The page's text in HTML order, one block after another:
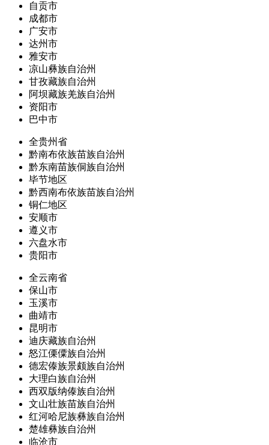
自贡市
成都市
广安市
达州市
雅安市
凉山彝族自治州
甘孜藏族自治州
阿坝藏族羌族自治州
资阳市
巴中市
全贵州省
黔南布依族苗族自治州
黔东南苗族侗族自治州
毕节地区
黔西南布依族苗族自治州
铜仁地区
安顺市
遵义市
六盘水市
贵阳市
全云南省
保山市
玉溪市
曲靖市
昆明市
迪庆藏族自治州
怒江傈僳族自治州
德宏傣族景颇族自治州
大理白族自治州
西双版纳傣族自治州
文山壮族苗族自治州
红河哈尼族彝族自治州
楚雄彝族自治州
临沧市